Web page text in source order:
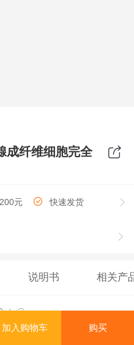
成纤维细胞完全
元 快速发货
说明书 相关产
加入购物车 购买